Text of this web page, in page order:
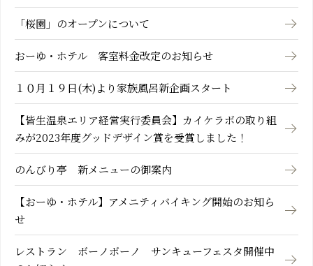
「桜園」のオープンについて
おーゆ・ホテル 客室料金改定のお知らせ
１０月１９日(木)より家族風呂新企画スタート
【皆生温泉エリア経営実行委員会】カイケラボの取り組
みが2023年度グッドデザイン賞を受賞しました！
のんびり亭 新メニューの御案内
【おーゆ・ホテル】アメニティバイキング開始のお知ら
せ
レストラン ボーノボーノ サンキューフェスタ開催中